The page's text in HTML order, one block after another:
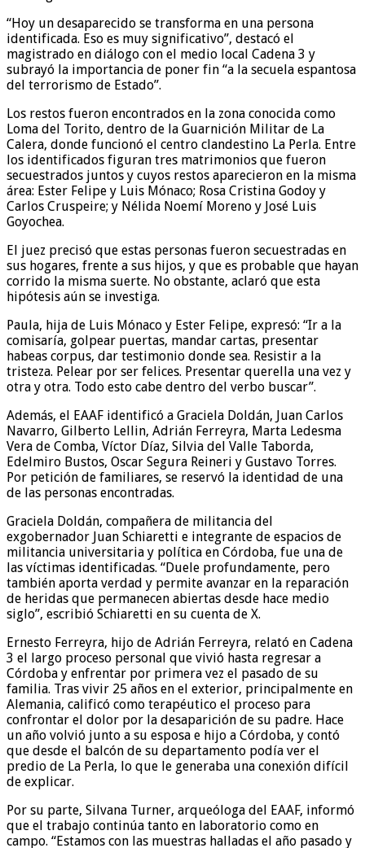
“Hoy un desaparecido se transforma en una persona
identificada. Eso es muy significativo”, destacó el
magistrado en diálogo con el medio local Cadena 3 y
subrayó la importancia de poner fin “a la secuela espantosa
del terrorismo de Estado”.
Los restos fueron encontrados en la zona conocida como
Loma del Torito, dentro de la Guarnición Militar de La
Calera, donde funcionó el centro clandestino La Perla. Entre
los identificados figuran tres matrimonios que fueron
secuestrados juntos y cuyos restos aparecieron en la misma
área: Ester Felipe y Luis Mónaco; Rosa Cristina Godoy y
Carlos Cruspeire; y Nélida Noemí Moreno y José Luis
Goyochea.
El juez precisó que estas personas fueron secuestradas en
sus hogares, frente a sus hijos, y que es probable que hayan
corrido la misma suerte. No obstante, aclaró que esta
hipótesis aún se investiga.
Paula, hija de Luis Mónaco y Ester Felipe, expresó: “Ir a la
comisaría, golpear puertas, mandar cartas, presentar
habeas corpus, dar testimonio donde sea. Resistir a la
tristeza. Pelear por ser felices. Presentar querella una vez y
otra y otra. Todo esto cabe dentro del verbo buscar”.
Además, el EAAF identificó a Graciela Doldán, Juan Carlos
Navarro, Gilberto Lellin, Adrián Ferreyra, Marta Ledesma
Vera de Comba, Víctor Díaz, Silvia del Valle Taborda,
Edelmiro Bustos, Oscar Segura Reineri y Gustavo Torres.
Por petición de familiares, se reservó la identidad de una
de las personas encontradas.
Graciela Doldán, compañera de militancia del
exgobernador Juan Schiaretti e integrante de espacios de
militancia universitaria y política en Córdoba, fue una de
las víctimas identificadas. “Duele profundamente, pero
también aporta verdad y permite avanzar en la reparación
de heridas que permanecen abiertas desde hace medio
siglo”, escribió Schiaretti en su cuenta de X.
Ernesto Ferreyra, hijo de Adrián Ferreyra, relató en Cadena
3 el largo proceso personal que vivió hasta regresar a
Córdoba y enfrentar por primera vez el pasado de su
familia. Tras vivir 25 años en el exterior, principalmente en
Alemania, calificó como terapéutico el proceso para
confrontar el dolor por la desaparición de su padre. Hace
un año volvió junto a su esposa e hijo a Córdoba, y contó
que desde el balcón de su departamento podía ver el
predio de La Perla, lo que le generaba una conexión difícil
de explicar.
Por su parte, Silvana Turner, arqueóloga del EAAF, informó
que el trabajo continúa tanto en laboratorio como en
campo. “Estamos con las muestras halladas el año pasado y